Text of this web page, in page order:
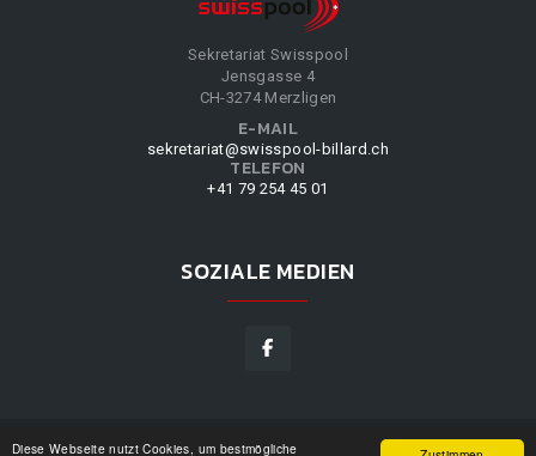
Diese Webseite nutzt Cookies, um bestmögliche
Sekretariat Swisspool
Jensgasse 4
CH-3274 Merzligen
E-MAIL
sekretariat@swisspool-billard.ch
TELEFON
+41 79 254 45 01
SOZIALE MEDIEN